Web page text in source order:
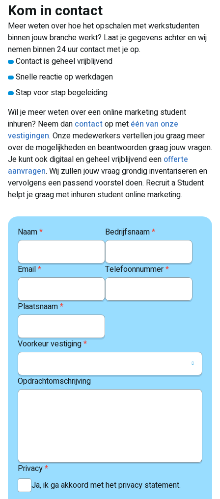
contact formulier
Kom in contact
Meer weten over hoe het opschalen met werkstudenten
binnen jouw branche werkt? Laat je gegevens achter en wij
nemen binnen 24 uur contact met je op.
Contact is geheel vrijblijvend
Snelle reactie op werkdagen
Stap voor stap begeleiding
Wil je meer weten over een online marketing student
inhuren? Neem dan contactop met één van onze
vestigingen. Onze medewerkers vertellen jou graag meer
over de mogelijkheden en beantwoorden graag jouw vragen.
Je kunt ook digitaal en geheel vrijblijvend een offerte
aanvragen. Wij zullen jouw vraag grondig inventariseren en
vervolgens een passend voorstel doen. Recruit a Student
helpt je graag met inhuren student online marketing.
Naam* Bedrijfsnaam*
Email* Telefoonnummer*
Plaatsnaam*
Voorkeur vestiging*
Opdrachtomschrijving
Privacy*
Ja, ik ga akkoord met het privacy statement.